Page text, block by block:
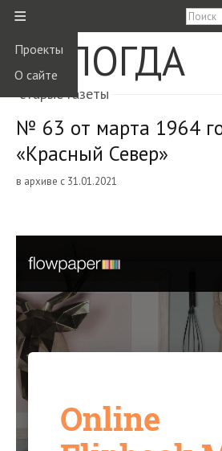
≡
Проекты
О сайте
ВОЛОГДА
старые газеты
№ 63 от марта 1964
«Красный Север»
в архиве с 31.01.2021